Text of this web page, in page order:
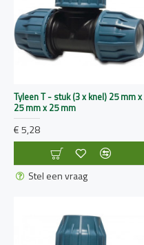
Tyleen T - stuk (3 x knel) 25 mm x
25 mm x 25 mm
€ 5,28
Stel een vraag